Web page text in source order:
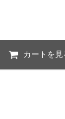
カートを見